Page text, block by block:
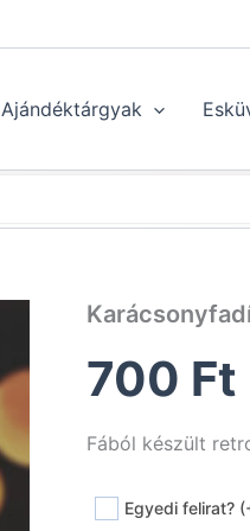
Ajándéktárgyak
700 Ft
Fából készült
Egyedi felirat?